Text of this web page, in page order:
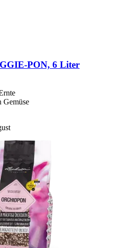
​PON, 6 Liter
Gemüse